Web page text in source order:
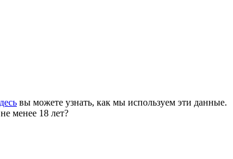
вы можете узнать, как мы используем эти данные.
менее 18 лет?